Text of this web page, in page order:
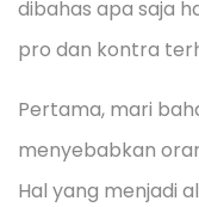
dibahas apa saja
pro dan kontra
Pertama, mari
menyebabkan
Hal yang menjadi